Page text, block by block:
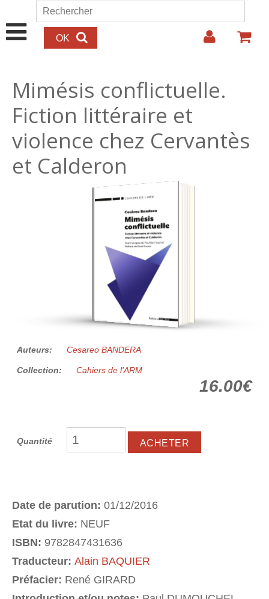
Aller au contenu principal
Formulaire de recherche
Rechercher
Mimésis conflictuelle.
Fiction littéraire et
violence chez Cervantès
et Calderon
16.00€
Auteurs: Cesareo BANDERA
Collection: Cahiers de l'ARM
16.00€
Quantité
Date de parution: 01/12/2016
Etat du livre: NEUF
ISBN: 9782847431636
Traducteur: Alain BAQUIER
Préfacier: René GIRARD